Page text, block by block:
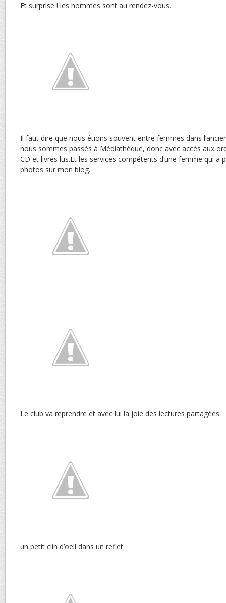
Et surprise ! les hommes sont au rendez-vous.
Il faut dire que nous étions souvent entre femmes dans
nous sommes passés à Médiathèque, donc avec accès aux
CD et livres lus.Et les services compétents d’une femme qui a
photos sur mon blog.
Le club va reprendre et avec lui la joie des lectures partagées.
un petit clin d’oeil dans un reflet.